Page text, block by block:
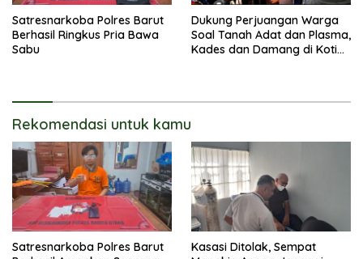
Satresnarkoba Polres Barut
Berhasil Ringkus Pria Bawa
Sabu
Dukung Perjuangan Warga
Soal Tanah Adat dan Plasma,
Kades dan Damang di Kotim
Rekomendasi untuk kamu
Satresnarkoba Polres Barut
Kasasi Ditolak, Sempat